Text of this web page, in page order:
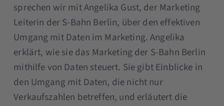
sprechen wir mit Angelika Gust, der Marketing
Leiterin der S-Bahn Berlin, über den effektiven
Umgang mit Daten im Marketing. Angelika
erklärt, wie sie das Marketing der S-Bahn Berlin
mithilfe von Daten steuert. Sie gibt Einblicke in
den Umgang mit Daten, die nicht nur
Verkaufszahlen betreffen, und erläutert die